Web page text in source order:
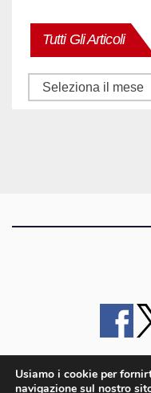
Tutti Gli Articoli
Tutti
Usiamo i cookie per
navigazione sul nostro